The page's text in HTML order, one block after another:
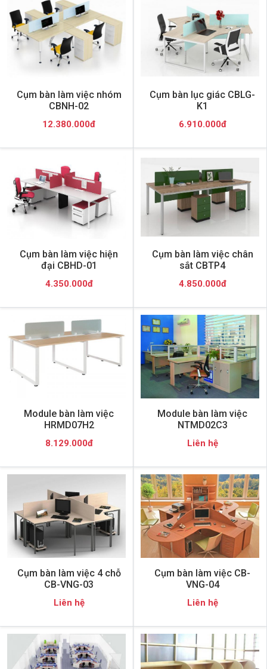
Cụm bàn làm việc nhóm
CBNH-02
12.380.000đ
Cụm bàn lục giác CBLG-
K1
6.910.000đ
Cụm bàn làm việc hiện
đại CBHD-01
4.350.000đ
Cụm bàn làm việc chân
sắt CBTP4
4.850.000đ
Module bàn làm việc
HRMD07H2
8.129.000đ
Module bàn làm việc
NTMD02C3
Liên hệ
Cụm bàn làm việc 4 chỗ
CB-VNG-03
Liên hệ
Cụm bàn làm việc CB-
VNG-04
Liên hệ